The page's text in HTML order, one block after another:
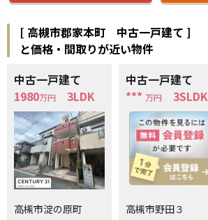
[ 高槻市郡家本町 中古一戸建て ]
と価格・間取りが近い物件
中古一戸建て
1980万円 3LDK
高槻市淀の原町
中古一戸建て
*** 万円 3SLDK
高槻市野田３